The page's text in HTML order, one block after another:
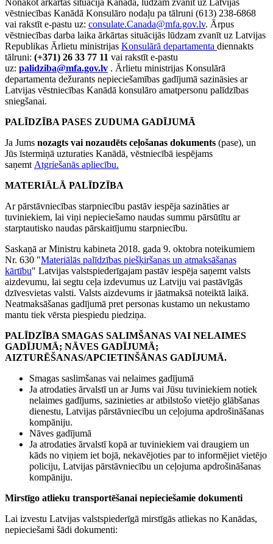
vēstniecības Kanādā Konsulāro nodaļu pa tālruni (613) 238-6868
vai rakstīt e-pastu uz: consulate.Canada@mfa.gov.lv. Ārpus
vēstniecības darba laika ārkārtas situācijās lūdzam zvanīt uz Latvijas
Republikas Ārlietu ministrijas Konsulārā departamenta diennakts
tālruni: (+371) 26 33 77 11 vai rakstīt e-pastu
uz: palidziba@mfa.gov.lv . Ārlietu ministrijas Konsulārā
departamenta dežurants nepieciešamības gadījumā sazināsies ar
Latvijas vēstniecības Kanādā konsulāro amatpersonu palīdzības
sniegšanai.
PALĪDZĪBA PASES ZUDUMA GADĪJUMĀ
Ja Jums nozagts vai nozaudēts ceļošanas dokuments (pase), un
Jūs īstermiņā uzturaties Kanādā, vēstniecībā iespējams
saņemt Atgriešanās apliecību.
MATERIĀLĀ PALĪDZĪBA
Ar pārstāvniecības starpniecību pastāv iespēja sazināties ar
tuviniekiem, lai viņi nepieciešamo naudas summu pārsūtītu ar
starptautisko naudas pārskaitījumu starpniecību.
Saskaņā ar Ministru kabineta 2018. gada 9. oktobra noteikumiem
Nr. 630 "Materiālās palīdzības piešķiršanas un atmaksāšanas
kārtību" Latvijas valstspiederīgajam pastāv iespēja saņemt valsts
aizdevumu, lai segtu ceļa izdevumus uz Latviju vai pastāvīgās
dzīvesvietas valsti. Valsts aizdevums ir jāatmaksā noteiktā laikā.
Neatmaksāšanas gadījumā pret personas kustamo un nekustamo
mantu tiek vērsta piespiedu piedziņa.
PALĪDZĪBA SMAGAS SALIMŠANAS VAI NELAIMES
GADĪJUMĀ; NĀVES GADĪJUMĀ;
AIZTURĒŠANAS/APCIETINŠĀNAS GADĪJUMĀ.
Smagas saslimšanas vai nelaimes gadījumā
Ja atrodaties ārvalstī un ar Jums vai Jūsu tuviniekiem notiek
nelaimes gadījums, sazinieties ar atbilstošo vietējo glābšanas
dienestu, Latvijas pārstāvniecību un ceļojuma apdrošināšanas
kompāniju.
Nāves gadījumā
Ja atrodaties ārvalstī kopā ar tuviniekiem vai draugiem un
kāds no viņiem iet bojā, nekavējoties par to informējiet vietējo
policiju, Latvijas pārstāvniecību un ceļojuma apdrošināšanas
kompāniju.
Mirstīgo atlieku transportēšanai nepieciešamie dokumenti
Lai izvestu Latvijas valstspiederīgā mirstīgās atliekas no Kanādas,
nepieciešami šādi dokumenti: